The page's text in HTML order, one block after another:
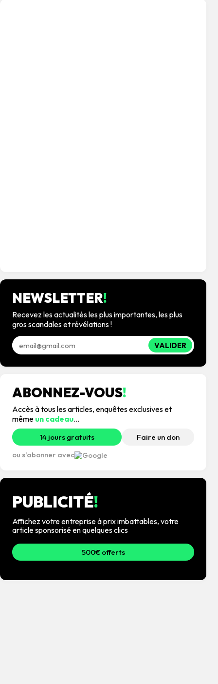
NEWSLETTER!
Recevez les actualités les plus importantes, les plus
gros scandales et révélations !
VALIDER
ABONNEZ-VOUS!
Accès à tous les articles, enquêtes exclusives et
même un cadeau...
14 jours gratuits
Faire un don
ou s'abonner avec
PUBLICITÉ!
Affichez votre entreprise à prix imbattables, votre
article sponsorisé en quelques clics
500€ offerts